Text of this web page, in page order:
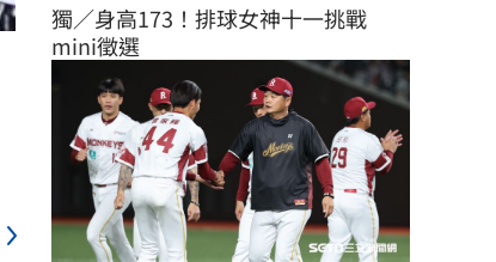
獨／身高173！排球女神十一挑戰
mini徵選